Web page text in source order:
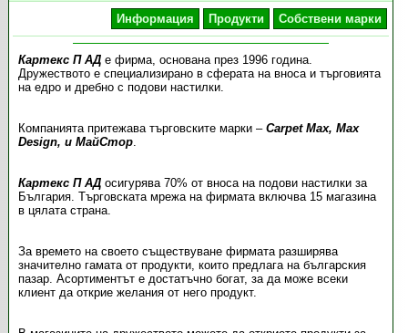
Информация Продукти Собствени марки
Картекс П АДе фирма, основана през 1996 година.
Дружеството е специализирано в сферата на вноса и търговията
на едро и дребно с подови настилки.
Компанията притежава търговските марки – Carpet Max, Max
Design, и МайСтор.
Картекс П АДосигурява 70% от вноса на подови настилки за
България. Търговската мрежа на фирмата включва 15 магазина
в цялата страна.
За времето на своето съществуване фирмата разширява
значително гамата от продукти, които предлага на българския
пазар. Асортиментът е достатъчно богат, за да може всеки
клиент да открие желания от него продукт.